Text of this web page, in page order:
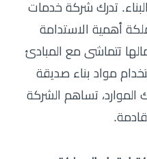
تدرك شركة خدمات
أهمية الاستدامة
تتماشى مع المبادئ
مواد بناء صديقة
الموارد، تساهم الشركة